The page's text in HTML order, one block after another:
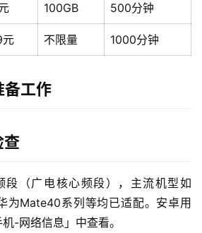
100GB 500分钟
元 不限量 1000分钟
备工作
查
段（广电核心频段），主流机型如
为Mate40系列等均已适配。安卓用
-网络信息」中查看。